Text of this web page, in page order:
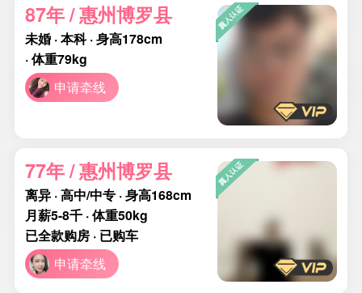
87年 / 惠州博罗县
未婚 · 本科 · 身高178cm
· 体重79kg
申请牵线
77年 / 惠州博罗县
离异 · 高中/中专 · 身高168cm
月薪5-8千 · 体重50kg
已全款购房 · 已购车
申请牵线